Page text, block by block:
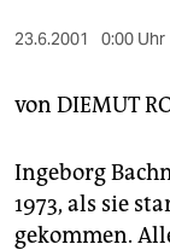
nord
wahrheit
verlag
23.6.2001 0:00 Uhr
von DIEMUT
Ingeborg
1973, als sie
gekommen.